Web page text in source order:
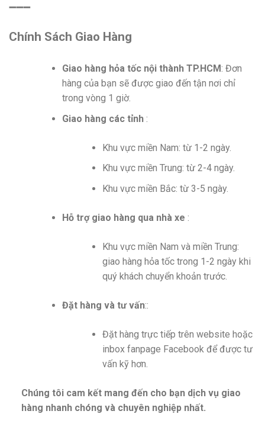
➖➖➖
Chính Sách Giao Hàng
Giao hàng hỏa tốc nội thành TP.HCM: Đơn
hàng của bạn sẽ được giao đến tận nơi chỉ
trong vòng 1 giờ.
Giao hàng các tỉnh :
Khu vực miền Nam: từ 1-2 ngày.
Khu vực miền Trung: từ 2-4 ngày.
Khu vực miền Bắc: từ 3-5 ngày.
Hỗ trợ giao hàng qua nhà xe :
Khu vực miền Nam và miền Trung:
giao hàng hỏa tốc trong 1-2 ngày khi
quý khách chuyển khoản trước.
Đặt hàng và tư vấn::
Đặt hàng trực tiếp trên website hoặc
inbox fanpage Facebook để được tư
vấn kỹ hơn.
Chúng tôi cam kết mang đến cho bạn dịch vụ giao
hàng nhanh chóng và chuyên nghiệp nhất.